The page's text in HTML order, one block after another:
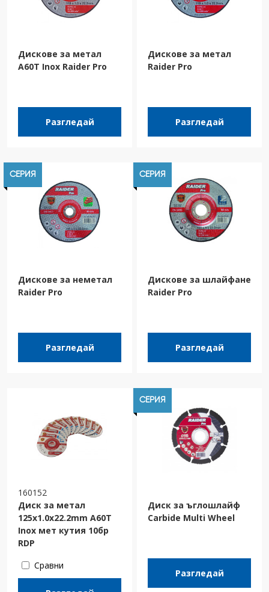
Дискове за метал
A60T Inox Raider Pro
Разгледай
Дискове за метал
Raider Pro
Разгледай
СЕРИЯ
Дискове за неметал
Raider Pro
Разгледай
СЕРИЯ
Дискове за шлайфане
Raider Pro
Разгледай
160152
Диск за метал
125х1.0х22.2mm A60T
Inox мет кутия 10бр
RDP
Сравни
СЕРИЯ
Диск за ъглошлайф
Carbide Multi Wheel
Разгледай